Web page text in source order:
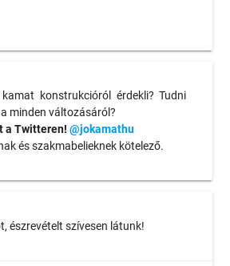
konstrukcióról érdekli? Tudni
minden változásáról?
a Twitteren! @jokamathu
és szakmabelieknek kötelező.
észrevételt szívesen látunk!